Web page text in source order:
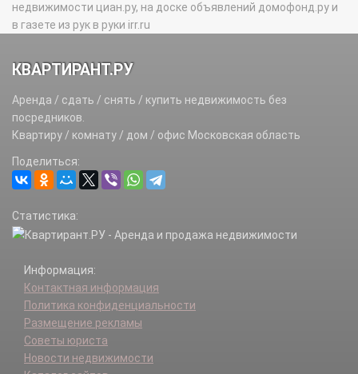
недвижимости циан.ру, на доске объявлений домофонд.ру и
в газете из рук в руки irr.ru
КВАРТИРАНТ.РУ
Аренда / сдать / снять / купить недвижимость без
посредников.
Квартиру / комнату / дом / офис Московская область
Поделиться:
Статистика:
Информация:
Контактная информация
Политика конфиденциальности
Размещение рекламы
Советы юриста
Новости недвижимости